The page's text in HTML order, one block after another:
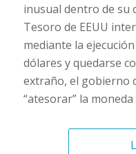
inusual dentro de su
Tesoro de EEUU
mediante la
dólares y quedarse
extraño, el gobierno
“atesorar” la